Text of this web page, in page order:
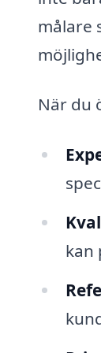
målare
När du
kan